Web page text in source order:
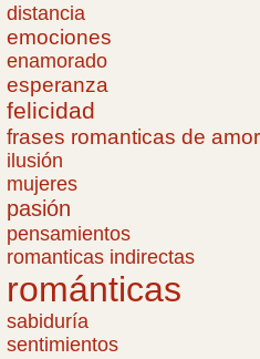
distancia
emociones
enamorado
esperanza
felicidad
frases romanticas de amor
ilusión
mujeres
pasión
pensamientos
romanticas indirectas
románticas
sabiduría
sentimientos